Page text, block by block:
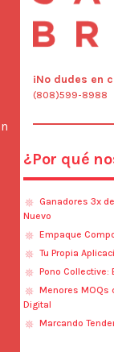
¡No dudes en
(808)599-8988
¿Por qué
Ganadores 3x
Nuevo
Empaque
Tu Propia
Pono Collective:
Menores MOQs
Digital
Marcando